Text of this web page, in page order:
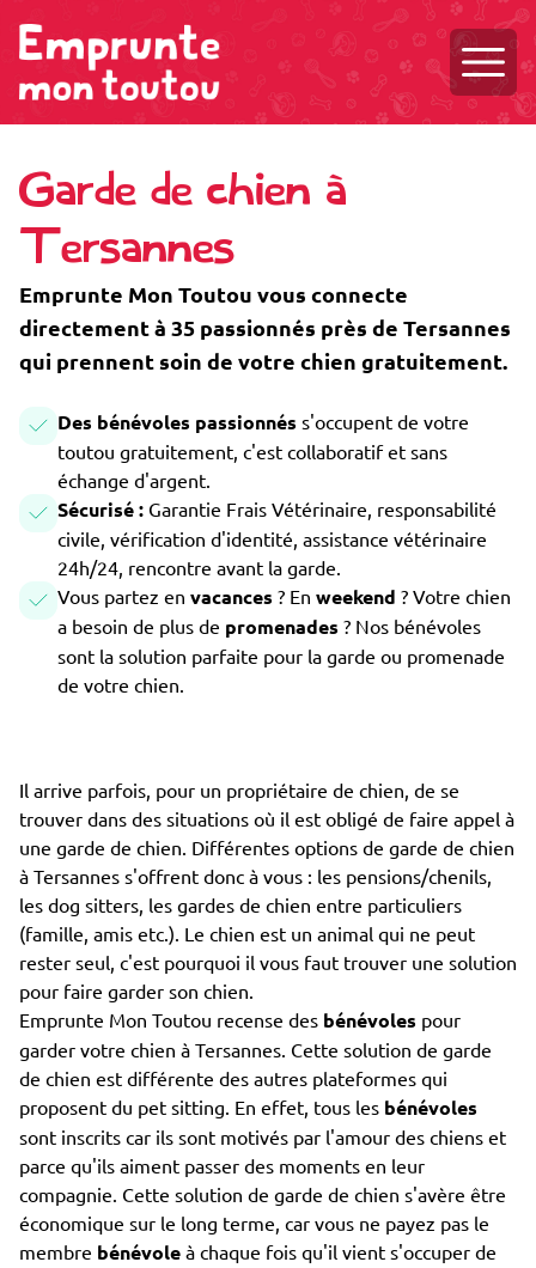
Garde de chien à
Tersannes
Emprunte Mon Toutou vous connecte
directement à 35 passionnés près de Tersannes
qui prennent soin de votre chien gratuitement.
Des bénévoles passionnés s'occupent de votre
toutou gratuitement, c'est collaboratif et sans
échange d'argent.
Sécurisé : Garantie Frais Vétérinaire, responsabilité
civile, vérification d'identité, assistance vétérinaire
24h/24, rencontre avant la garde.
Vous partez en vacances ? En weekend ? Votre chien
a besoin de plus de promenades ? Nos bénévoles
sont la solution parfaite pour la garde ou promenade
de votre chien.
Il arrive parfois, pour un propriétaire de chien, de se
trouver dans des situations où il est obligé de faire appel à
une garde de chien. Différentes options de garde de chien
à Tersannes s'offrent donc à vous : les pensions/chenils,
les dog sitters, les gardes de chien entre particuliers
(famille, amis etc.). Le chien est un animal qui ne peut
rester seul, c'est pourquoi il vous faut trouver une solution
pour faire garder son chien.
Emprunte Mon Toutou recense des bénévoles pour
garder votre chien à Tersannes. Cette solution de garde
de chien est différente des autres plateformes qui
proposent du pet sitting. En effet, tous les bénévoles
sont inscrits car ils sont motivés par l'amour des chiens et
parce qu'ils aiment passer des moments en leur
compagnie. Cette solution de garde de chien s'avère être
économique sur le long terme, car vous ne payez pas le
membre bénévole à chaque fois qu'il vient s'occuper de